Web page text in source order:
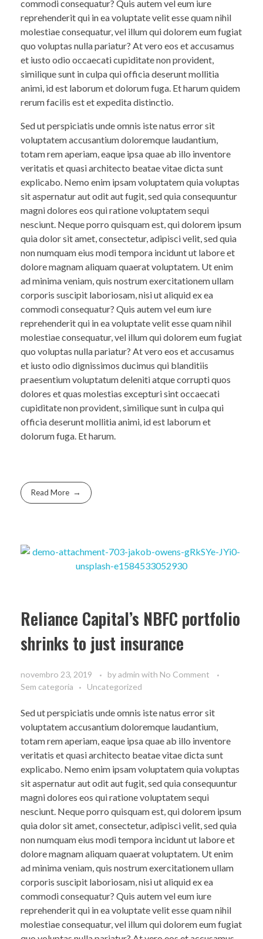
commodi consequatur? Quis autem vel eum iure
reprehenderit qui in ea voluptate velit esse quam nihil
molestiae consequatur, vel illum qui dolorem eum fugiat
quo voluptas nulla pariatur? At vero eos et accusamus
et iusto odio occaecati cupiditate non provident,
similique sunt in culpa qui officia deserunt mollitia
animi, id est laborum et dolorum fuga. Et harum quidem
rerum facilis est et expedita distinctio.
Sed ut perspiciatis unde omnis iste natus error sit
voluptatem accusantium doloremque laudantium,
totam rem aperiam, eaque ipsa quae ab illo inventore
veritatis et quasi architecto beatae vitae dicta sunt
explicabo. Nemo enim ipsam voluptatem quia voluptas
sit aspernatur aut odit aut fugit, sed quia consequuntur
magni dolores eos qui ratione voluptatem sequi
nesciunt. Neque porro quisquam est, qui dolorem ipsum
quia dolor sit amet, consectetur, adipisci velit, sed quia
non numquam eius modi tempora incidunt ut labore et
dolore magnam aliquam quaerat voluptatem. Ut enim
ad minima veniam, quis nostrum exercitationem ullam
corporis suscipit laboriosam, nisi ut aliquid ex ea
commodi consequatur? Quis autem vel eum iure
reprehenderit qui in ea voluptate velit esse quam nihil
molestiae consequatur, vel illum qui dolorem eum fugiat
quo voluptas nulla pariatur? At vero eos et accusamus
et iusto odio dignissimos ducimus qui blanditiis
praesentium voluptatum deleniti atque corrupti quos
dolores et quas molestias excepturi sint occaecati
cupiditate non provident, similique sunt in culpa qui
officia deserunt mollitia animi, id est laborum et
dolorum fuga. Et harum.
Read More
Reliance Capital’s NBFC portfolio
shrinks to just insurance
novembro 23, 2019 byadmin with No Comment
Sem categoria
Uncategorized
Sed ut perspiciatis unde omnis iste natus error sit
voluptatem accusantium doloremque laudantium,
totam rem aperiam, eaque ipsa quae ab illo inventore
veritatis et quasi architecto beatae vitae dicta sunt
explicabo. Nemo enim ipsam voluptatem quia voluptas
sit aspernatur aut odit aut fugit, sed quia consequuntur
magni dolores eos qui ratione voluptatem sequi
nesciunt. Neque porro quisquam est, qui dolorem ipsum
quia dolor sit amet, consectetur, adipisci velit, sed quia
non numquam eius modi tempora incidunt ut labore et
dolore magnam aliquam quaerat voluptatem. Ut enim
ad minima veniam, quis nostrum exercitationem ullam
corporis suscipit laboriosam, nisi ut aliquid ex ea
commodi consequatur? Quis autem vel eum iure
reprehenderit qui in ea voluptate velit esse quam nihil
molestiae consequatur, vel illum qui dolorem eum fugiat